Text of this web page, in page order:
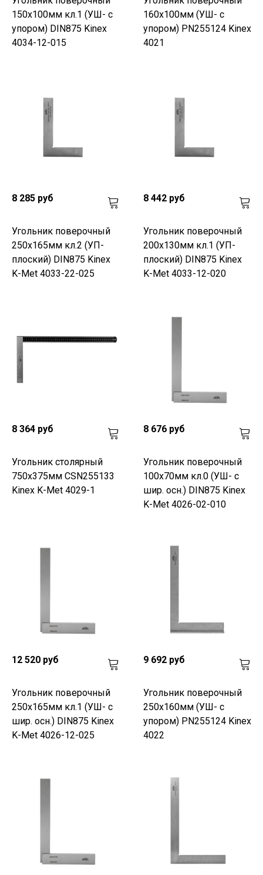
150х100мм кл.1 (УШ- с
упором) DIN875 Kinex
4034-12-015
160х100мм (УШ- с
упором) PN255124 Kinex
4021
8 285 руб
Угольник поверочный
250х165мм кл.2 (УП-
плоский) DIN875 Kinex
K-Met 4033-22-025
8 442 руб
Угольник поверочный
200х130мм кл.1 (УП-
плоский) DIN875 Kinex
K-Met 4033-12-020
8 364 руб
Угольник столярный
750х375мм CSN255133
Kinex K-Met 4029-1
8 676 руб
Угольник поверочный
100х70мм кл.0 (УШ- с
шир. осн.) DIN875 Kinex
K-Met 4026-02-010
12 520 руб
Угольник поверочный
250х165мм кл.1 (УШ- с
шир. осн.) DIN875 Kinex
K-Met 4026-12-025
9 692 руб
Угольник поверочный
250х160мм (УШ- с
упором) PN255124 Kinex
4022